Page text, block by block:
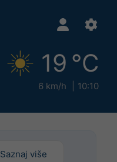
19 °C
6 km/h 10:10
Saznaj više